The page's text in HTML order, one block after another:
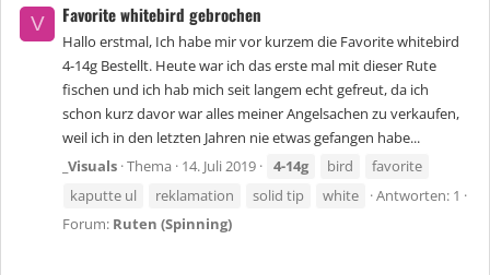
V Favorite whitebird gebrochen
Hallo erstmal, Ich habe mir vor kurzem die Favorite whitebird
4-14g Bestellt. Heute war ich das erste mal mit dieser Rute
fischen und ich hab mich seit langem echt gefreut, da ich
schon kurz davor war alles meiner Angelsachen zu verkaufen,
weil ich in den letzten Jahren nie etwas gefangen habe...
_Visuals Thema 14. Juli 2019 4-14g bird
favorite
kaputte ul
reklamation solid tip white
Antworten: 1
Forum: Ruten (Spinning)